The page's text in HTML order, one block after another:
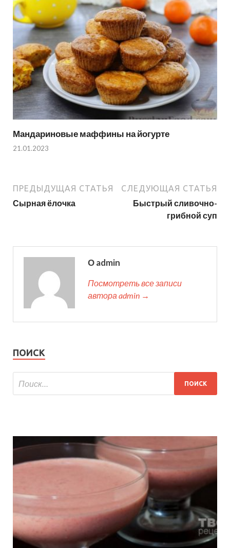
Мандариновые маффины на йогурте
21.01.2023
ПРЕДЫДУЩАЯ СТАТЬЯ
Сырная ёлочка
СЛЕДУЮЩАЯ СТАТЬЯ
Быстрый сливочно-
грибной суп
О admin
Посмотреть все записи
автора admin →
ПОИСК